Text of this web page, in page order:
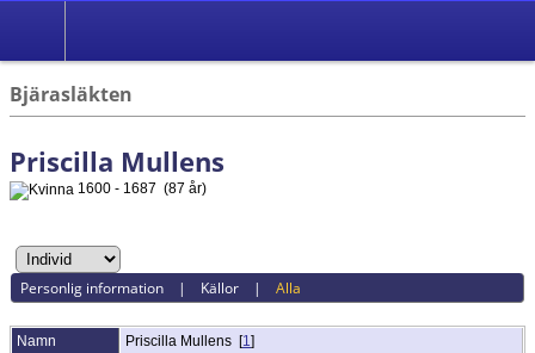
Bjärasläkten
Priscilla Mullens
1600 - 1687 (87 år)
Personlig information | Källor |Alla
Namn Priscilla Mullens [1]